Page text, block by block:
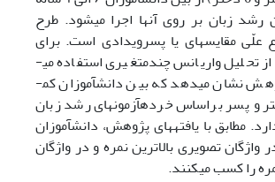
رشد زبان بر روی آنها اجرا می­شود. طرح
علّی مقایسه­ای یا پس­رویدادی است. برای
تحلیل داده­ها از تحلیل واریانس چندمتغیری استفاده می­
شود. نتایج پژوهش نشان می­دهد که بین دانش­آموزان کم­
و پسر براساس خرده­آزمون­های رشد زبان
مطابق با یافته­های پژوهش، دانش­آموزان
تصویری بالاترین نمره و در واژگان
را کسب می­کنند.